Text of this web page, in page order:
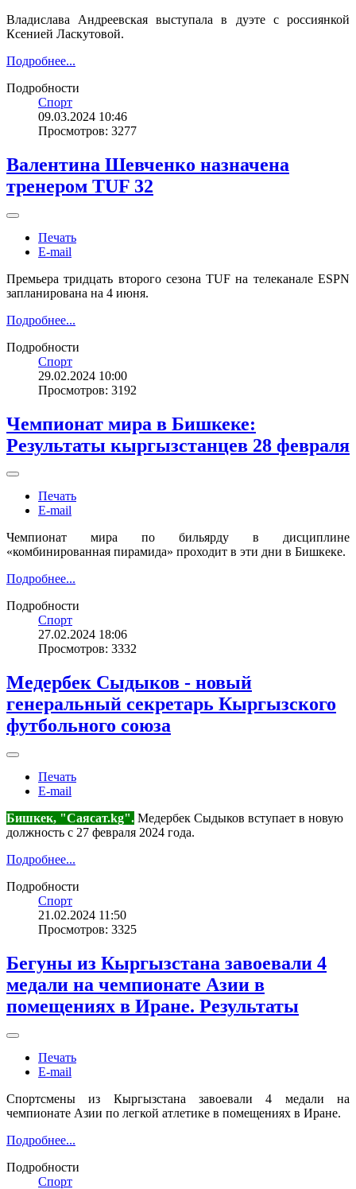
Владислава Андреевская выступала в дуэте с россиянкой
Ксенией Ласкутовой.
Подробнее...
Подробности
Спорт
09.03.2024 10:46
Просмотров: 3277
Валентина Шевченко назначена
тренером TUF 32
Печать
E-mail
Премьера тридцать второго сезона TUF на телеканале ESPN
запланирована на 4 июня.
Подробнее...
Подробности
Спорт
29.02.2024 10:00
Просмотров: 3192
Чемпионат мира в Бишкеке:
Результаты кыргызстанцев 28 февраля
Печать
E-mail
Чемпионат мира по бильярду в дисциплине
«комбинированная пирамида» проходит в эти дни в Бишкеке.
Подробнее...
Подробности
Спорт
27.02.2024 18:06
Просмотров: 3332
Медербек Сыдыков - новый
генеральный секретарь Кыргызского
футбольного союза
Печать
E-mail
Бишкек, "Саясат.kg". Медербек Сыдыков вступает в новую
должность с 27 февраля 2024 года.
Подробнее...
Подробности
Спорт
21.02.2024 11:50
Просмотров: 3325
Бегуны из Кыргызстана завоевали 4
медали на чемпионате Азии в
помещениях в Иране. Результаты
Печать
E-mail
Спортсмены из Кыргызстана завоевали 4 медали на
чемпионате Азии по легкой атлетике в помещениях в Иране.
Подробнее...
Подробности
Спорт